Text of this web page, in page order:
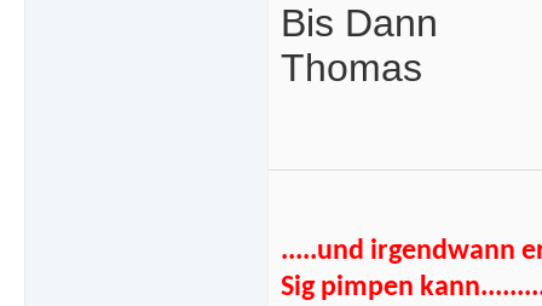
Bis Dann
Thomas
.....und irgendwann
Sig pimpen